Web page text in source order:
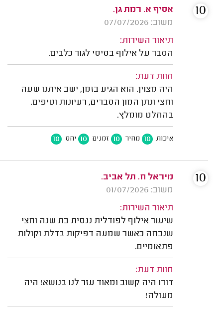
אסיף א. רמת גן.
משוב: 07/07/2026
תיאור השירות:
הסבר על אילוף בסיסי לגור כלבים.
חוות דעת:
היה מצוין. הוא הגיע בזמן, ישב איתנו שעה
וחצי ונתן המון הסברים, רעיונות וטיפים.
בהחלט מומלץ.
איכות 10 מחיר 10 זמנים 10 יחס 10
10
מיראל ח. תל אביב.
משוב: 01/07/2026
תיאור השירות:
שיעור אילוף לפודלית ננסית בת שנה וחצי
שנבחה כאשר שמעה דפיקות בדלת וקולות
פתאומיים.
חוות דעת:
דודו היה קשוב ומאוד עזר לנו בנושא! היה
מעולה!
10